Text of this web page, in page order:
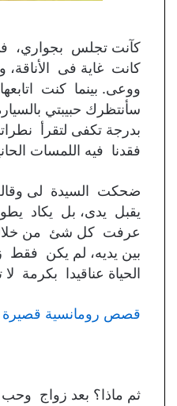
كآنت تجلس بجواري،
كانت غاية فى
ووعى. بينما كنت
سأنتظرك حبيبتي
بدرجة تكفى لتقرأ
فقدنا فيه اللمسات
يقبل يدى، بل يكاد
عرفت كل شئ من خلاله،
بين يديه، لم يكن
الحياة عناقيدا بكرمة
قصص رومانسية قصيرة
ثم ماذا؟ بعد زواج